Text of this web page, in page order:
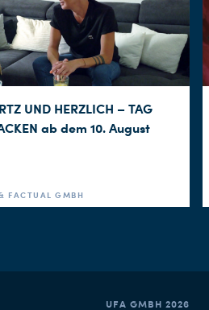
UND HERZLICH – TAG
ab dem 10. August
FACTUAL GMBH
UFA GMBH 2026